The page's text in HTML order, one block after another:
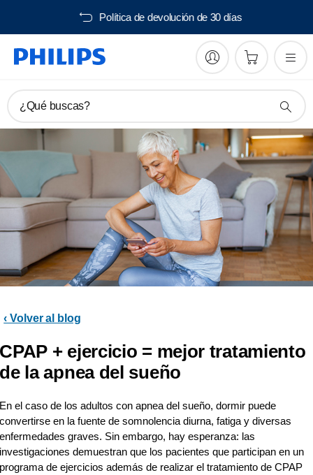
Envío gratis desde 40€
¿Qué buscas?
‹ Volver al blog
CPAP + ejercicio = mejor tratamiento
de la apnea del sueño
En el caso de los adultos con apnea del sueño, dormir puede
convertirse en la fuente de somnolencia diurna, fatiga y diversas
enfermedades graves. Sin embargo, hay esperanza: las
investigaciones demuestran que los pacientes que participan en un
programa de ejercicios además de realizar el tratamiento de CPAP